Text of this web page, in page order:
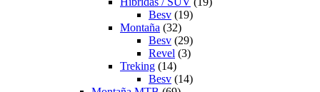
Besv (19)
Montaña (32)
Besv (29)
Revel (3)
Treking (14)
Besv (14)